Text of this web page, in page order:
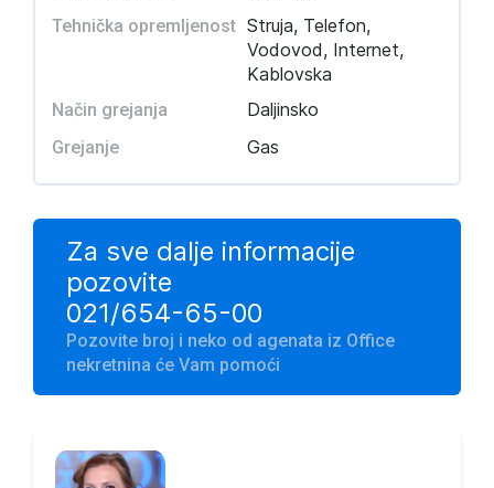
Tehnička opremljenost Struja, Telefon,
Vodovod, Internet,
Kablovska
Način grejanja Daljinsko
Grejanje Gas
Za sve dalje informacije
pozovite
021/654-65-00
Pozovite broj i neko od agenata iz Office
nekretnina će Vam pomoći